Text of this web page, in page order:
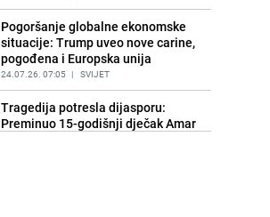
Pogoršanje globalne ekonomske
situacije: Trump uveo nove carine,
pogođena i Europska unija
24.07.26. 07:05 | SVIJET
Tragedija potresla dijasporu:
Preminuo 15-godišnji dječak Amar